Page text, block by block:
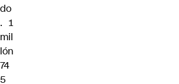
do
. 1
mil
lón
74
5